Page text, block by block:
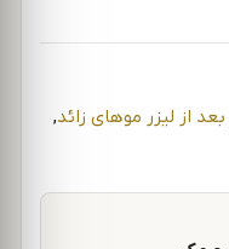
از لیزر موهای زائد,